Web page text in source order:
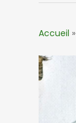
Accueil »